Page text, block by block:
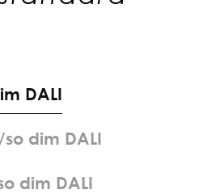
im DALI
/so dim DALI
o dim DALI